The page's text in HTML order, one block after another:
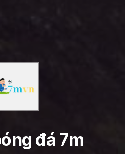
đá 7m